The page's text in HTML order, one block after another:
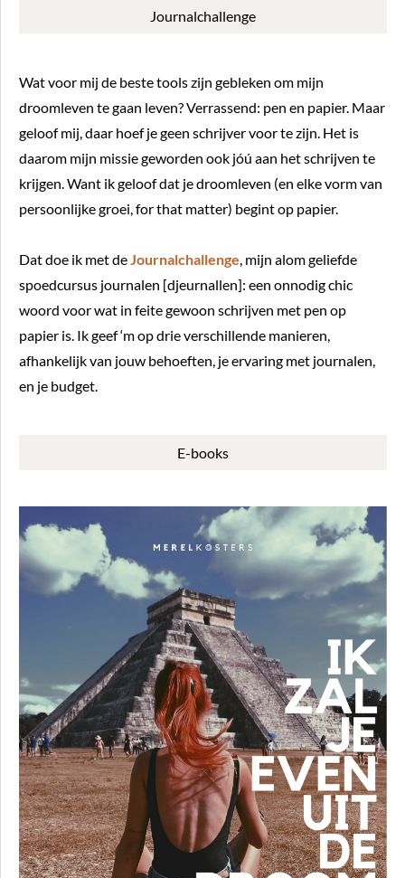
Journalchallenge
Wat voor mij de beste tools zijn gebleken om mijn
droomleven te gaan leven? Verrassend: pen en papier. Maar
geloof mij, daar hoef je geen schrijver voor te zijn. Het is
daarom mijn missie geworden ook jóú aan het schrijven te
krijgen. Want ik geloof dat je droomleven (en elke vorm van
persoonlijke groei, for that matter) begint op papier.
Dat doe ik met deJournalchallenge, mijn alom geliefde
spoedcursus journalen [djeurnallen]: een onnodig chic
woord voor wat in feite gewoon schrijven met pen op
papier is. Ik geef ‘m op drie verschillende manieren,
afhankelijk van jouw behoeften, je ervaring met journalen,
en je budget.
E-books